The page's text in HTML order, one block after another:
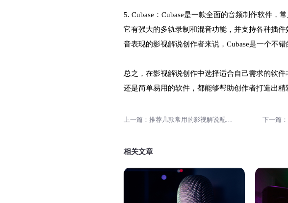
5. Cubase：Cubase是一款全面的音频制作软件，
它有强大的多轨录制和混音功能，并支持各种插
音表现的影视解说创作者来说，Cubase是一个不错
总之，在影视解说创作中选择适合自己需求的软
还是简单易用的软件，都能够帮助创作者打造出精
上一篇：推荐几款常用的影视解说配音软件，助你快速上手！
相关文章